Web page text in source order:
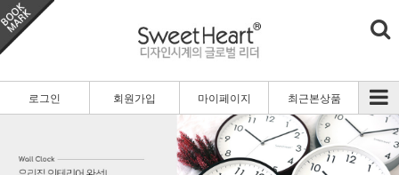
로그인 회원가입 마이페이지 최근본상품